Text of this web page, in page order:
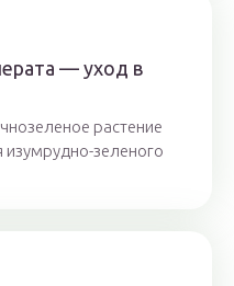
— уход в
растение
изумрудно-зеленого